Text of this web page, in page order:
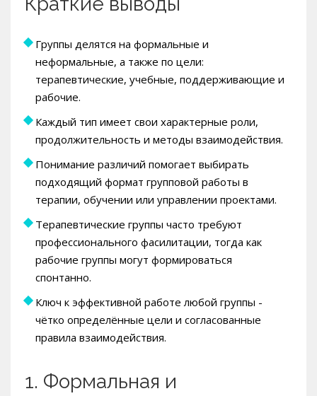
Группы делятся на формальные и
неформальные, а также по цели:
терапевтические, учебные, поддерживающие и
рабочие.
Каждый тип имеет свои характерные роли,
продолжительность и методы взаимодействия.
Понимание различий помогает выбирать
подходящий формат групповой работы в
терапии, обучении или управлении проектами.
Терапевтические группы часто требуют
профессионального фасилитации, тогда как
рабочие группы могут формироваться
спонтанно.
Ключ к эффективной работе любой группы -
чётко определённые цели и согласованные
правила взаимодействия.
1. Формальная и